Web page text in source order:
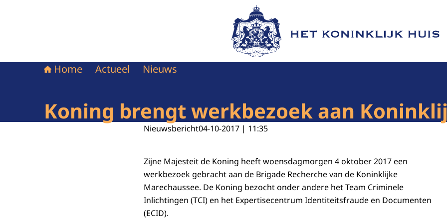
Naar de homepage van Het Koninklijk Huis
Home Actueel Nieuws
Koning brengt werkbezoek aan
Nieuwsbericht04-10-2017 | 11:35
Zijne Majesteit de Koning heeft woensdagmorgen 4 oktober 2017 een
werkbezoek gebracht aan de Brigade Recherche van de Koninklijke
Marechaussee. De Koning bezocht onder andere het Team Criminele
Inlichtingen (TCI) en het Expertisecentrum Identiteitsfraude en Documenten
(ECID).